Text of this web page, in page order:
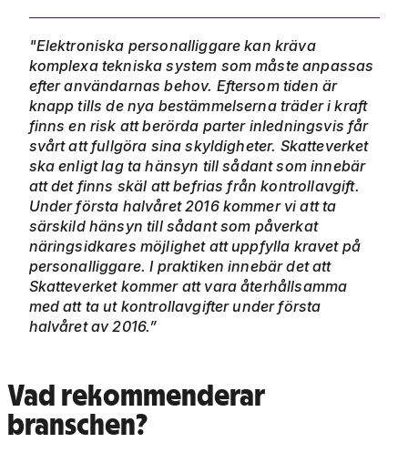
"Elektroniska personalliggare kan kräva
komplexa tekniska system som måste anpassas
efter användarnas behov. Eftersom tiden är
knapp tills de nya bestämmelserna träder i kraft
finns en risk att berörda parter inledningsvis får
svårt att fullgöra sina skyldigheter. Skatteverket
ska enligt lag ta hänsyn till sådant som innebär
att det finns skäl att befrias från kontrollavgift.
Under första halvåret 2016 kommer vi att ta
särskild hänsyn till sådant som påverkat
näringsidkares möjlighet att uppfylla kravet på
personalliggare. I praktiken innebär det att
Skatteverket kommer att vara återhållsamma
med att ta ut kontrollavgifter under första
halvåret av 2016.”
Vad rekommenderar
branschen?